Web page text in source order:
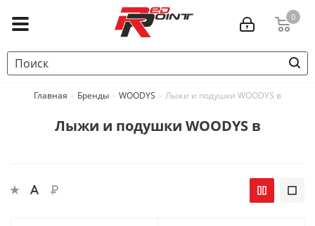
0
Главная - Бренды - WOODYS - Лыжи и подушки WOODYS в
Лыжи и подушки WOODYS в